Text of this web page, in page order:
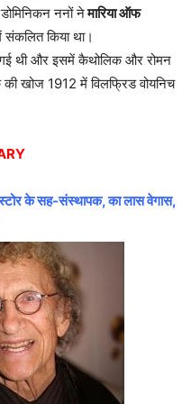
ननों नेमारिया ऑफ
किया था।
गई थी और इसमें कैथोलिक और रोमन
की खोज 1912 में विलफ्रिड वोयनिच
के सह-संस्थापक, का लास वेगास,